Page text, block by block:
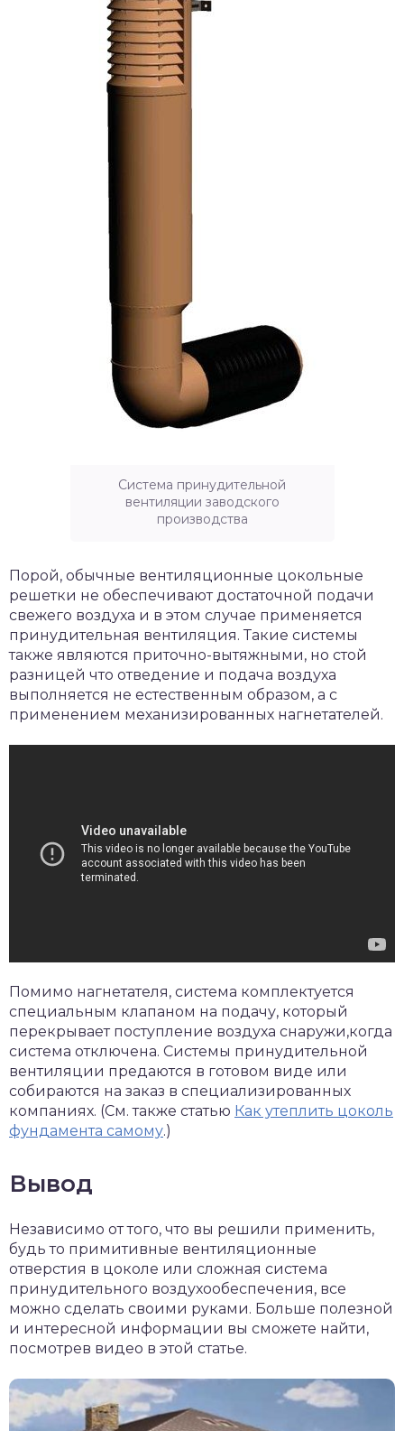
Система принудительной
вентиляции заводского
производства
Порой, обычные вентиляционные цокольные
решетки не обеспечивают достаточной подачи
свежего воздуха и в этом случае применяется
принудительная вентиляция. Такие системы
также являются приточно-вытяжными, но стой
разницей что отведение и подача воздуха
выполняется не естественным образом, а с
применением механизированных нагнетателей.
Помимо нагнетателя, система комплектуется
специальным клапаном на подачу, который
перекрывает поступление воздуха снаружи,когда
система отключена. Системы принудительной
вентиляции предаются в готовом виде или
собираются на заказ в специализированных
компаниях. (См. также статью Как утеплить цоколь
фундамента самому.)
Вывод
Независимо от того, что вы решили применить,
будь то примитивные вентиляционные
отверстия в цоколе или сложная система
принудительного воздухообеспечения, все
можно сделать своими руками. Больше полезной
и интересной информации вы сможете найти,
посмотрев видео в этой статье.